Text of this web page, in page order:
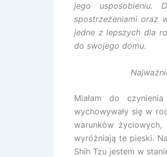
jego
spostrzeżeniami oraz
jedne z lepszych dla
do swojego domu.
Miałam do
wychowywały się w
warunków
wyróżniają te pieski.
Shih Tzu jestem w